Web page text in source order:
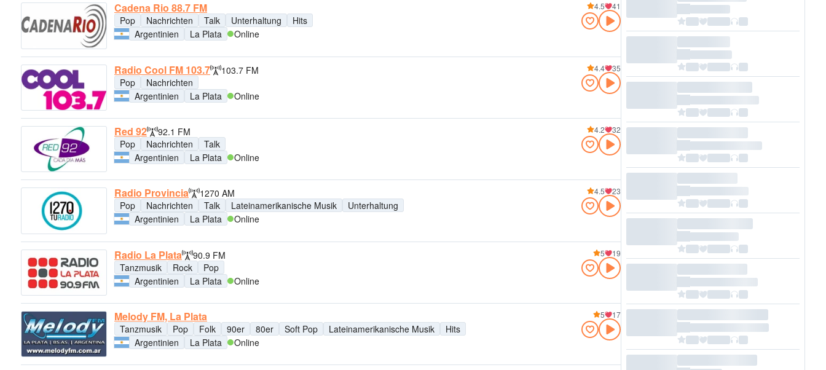
Cadena Rio 88.7 FM
Pop Nachrichten Talk Unterhaltung
Hits
Argentinien
La Plata Online
4.5 41
Radio Cool FM 103.7
103.7 FM
Pop
Nachrichten
Argentinien
La Plata Online
4.4 35
Red 92
92.1 FM
Pop
Nachrichten
Talk
Argentinien
La Plata Online
4.2 32
Radio Provincia
1270 AM
Pop
Nachrichten Talk Lateinamerikanische Musik
Unterhaltung
Argentinien
La Plata Online
4.5 23
Radio La Plata
90.9 FM
Tanzmusik
Rock
Pop
Argentinien
La Plata Online
5 19
Melody FM, La Plata
Tanzmusik Pop Folk 90er 80er Soft Pop Lateinamerikanische Musik
Hits
Argentinien
La Plata Online
5 17